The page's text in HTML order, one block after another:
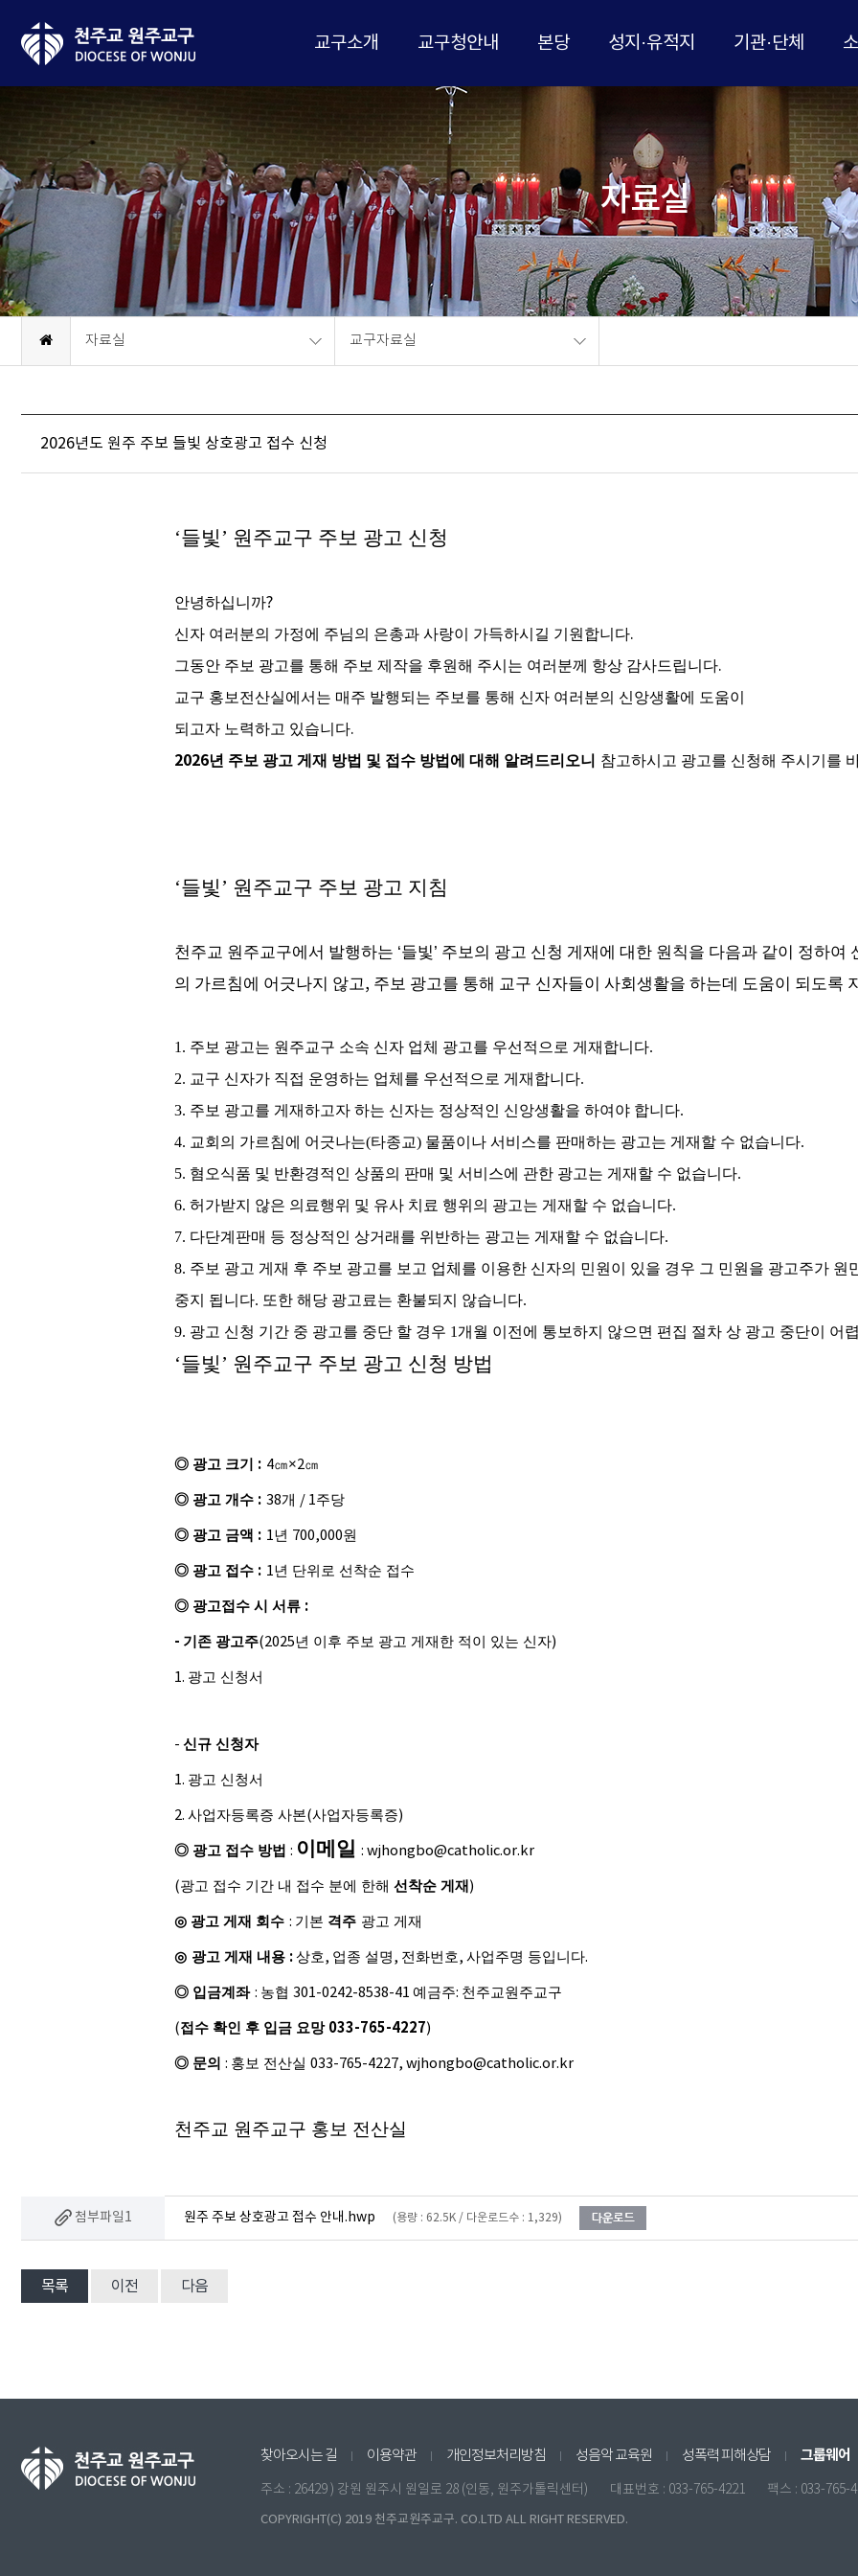
교구소개 교구청안내 본당 성지·유적지 기관·단체
자료실
자료실 교구자료실
2026년도 원주 주보 들빛 상호광고 접수 신청
‘들빛’ 원주교구 주보 광고 신청
안녕하십니까?
신자 여러분의 가정에 주님의 은총과 사랑이 가득하시길 기원합니다.
그동안 주보 광고를 통해 주보 제작을 후원해 주시는 여러분께 항상 감사드립니다.
교구 홍보전산실에서는 매주 발행되는 주보를 통해 신자 여러분의 신앙생활에 도움이
되고자 노력하고 있습니다.
2026년 주보 광고 게재 방법 및 접수 방법에 대해 알려드리오니 참고하시고 광고를 신청해 주시기를
‘들빛’ 원주교구 주보 광고 지침
천주교 원주교구에서 발행하는 ‘들빛’ 주보의 광고 신청 게재에 대한 원칙을 다음과 같이 정하여
의 가르침에 어긋나지 않고, 주보 광고를 통해 교구 신자들이 사회생활을 하는데 도움이 되도록
1. 주보 광고는 원주교구 소속 신자 업체 광고를 우선적으로 게재합니다.
2. 교구 신자가 직접 운영하는 업체를 우선적으로 게재합니다.
3. 주보 광고를 게재하고자 하는 신자는 정상적인 신앙생활을 하여야 합니다.
4. 교회의 가르침에 어긋나는(타종교) 물품이나 서비스를 판매하는 광고는 게재할 수 없습니다.
5. 혐오식품 및 반환경적인 상품의 판매 및 서비스에 관한 광고는 게재할 수 없습니다.
6. 허가받지 않은 의료행위 및 유사 치료 행위의 광고는 게재할 수 없습니다.
7. 다단계판매 등 정상적인 상거래를 위반하는 광고는 게재할 수 없습니다.
8. 주보 광고 게재 후 주보 광고를 보고 업체를 이용한 신자의 민원이 있을 경우 그 민원을 광고주가 원
중지 됩니다. 또한 해당 광고료는 환불되지 않습니다.
9. 광고 신청 기간 중 광고를 중단 할 경우 1개월 이전에 통보하지 않으면 편집 절차 상 광고 중단이 어
‘들빛’ 원주교구 주보 광고 신청 방법
◎ 광고 크기 : 4㎝×2㎝
◎ 광고 개수 : 38개 / 1주당
◎ 광고 금액 : 1년 700,000원
◎ 광고 접수 : 1년 단위로 선착순 접수
◎ 광고접수 시 서류 :
- 기존 광고주(2025년 이후 주보 광고 게재한 적이 있는 신자)
1. 광고 신청서
- 신규 신청자
1. 광고 신청서
2. 사업자등록증 사본(사업자등록증)
◎ 광고 접수 방법 : 이메일 : wjhongbo@catholic.or.kr
(광고 접수 기간 내 접수 분에 한해 선착순 게재 )
◎ 광고 게재 회수 : 기본 격주 광고 게재
◎ 광고 게재 내용 :상호, 업종 설명, 전화번호, 사업주명 등입니다.
◎ 입금계좌 : 농협 301-0242-8538-41 예금주: 천주교원주교구
(접수 확인 후 입금 요망 033-765-4227)
◎ 문의 : 홍보 전산실 033-765-4227, wjhongbo@catholic.or.kr
천주교 원주교구 홍보 전산실
첨부파일1 원주 주보 상호광고 접수 안내.hwp (용량 : 62.5K / 다운로드수 : 1,329)
목록 이전 다음
찾아오시는 길 이용약관 개인정보처리방침 성음악 교육원 성폭력 피해상담 그룹웨어
주소 : 26429 ) 강원 원주시 원일로 28 (인동, 원주가톨릭센터) 대표번호 : 033-765-4221 팩스 : 033-765-
COPYRIGHT(C) 2019 천주교원주교구. CO.LTD ALL RIGHT RESERVED.